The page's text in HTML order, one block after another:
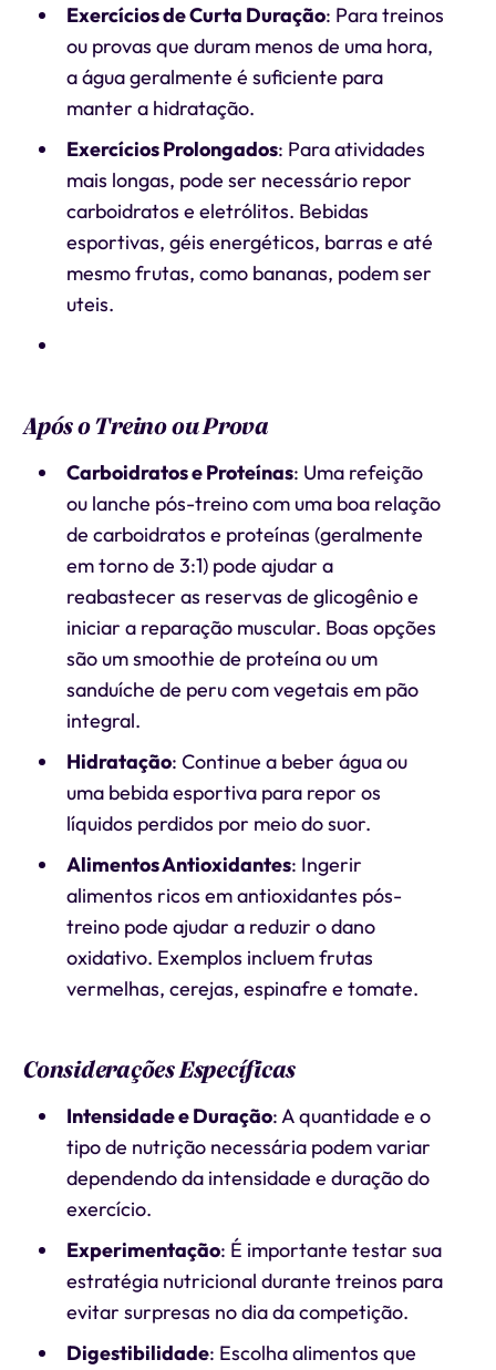
Exercícios de Curta Duração: Para treinos
ou provas que duram menos de uma hora,
a água geralmente é suficiente para
manter a hidratação.
Exercícios Prolongados: Para atividades
mais longas, pode ser necessário repor
carboidratos e eletrólitos. Bebidas
esportivas, géis energéticos, barras e até
mesmo frutas, como bananas, podem ser
uteis.
Após o Treino ou Prova
Carboidratos e Proteínas: Uma refeição
ou lanche pós-treino com uma boa relação
de carboidratos e proteínas (geralmente
em torno de 3:1) pode ajudar a
reabastecer as reservas de glicogênio e
iniciar a reparação muscular. Boas opções
são um smoothie de proteína ou um
sanduíche de peru com vegetais em pão
integral.
Hidratação: Continue a beber água ou
uma bebida esportiva para repor os
líquidos perdidos por meio do suor.
Alimentos Antioxidantes: Ingerir
alimentos ricos em antioxidantes pós-
treino pode ajudar a reduzir o dano
oxidativo. Exemplos incluem frutas
vermelhas, cerejas, espinafre e tomate.
Considerações Específicas
Intensidade e Duração: A quantidade e o
tipo de nutrição necessária podem variar
dependendo da intensidade e duração do
exercício.
Experimentação: É importante testar sua
estratégia nutricional durante treinos para
evitar surpresas no dia da competição.
Digestibilidade: Escolha alimentos que